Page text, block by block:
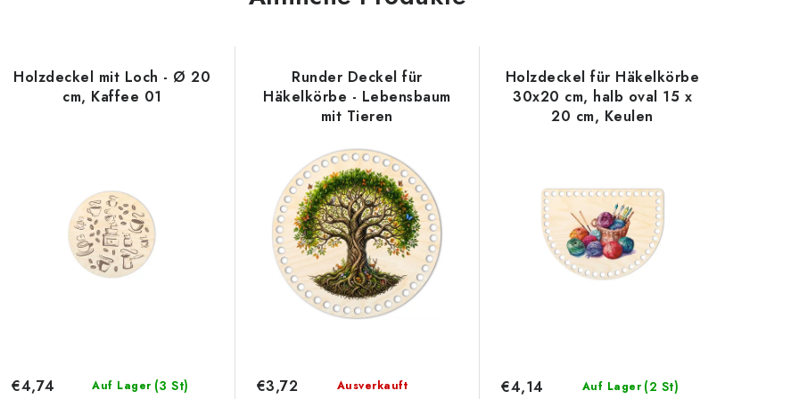
Holzdeckel mit Loch - Ø 20
cm, Kaffee 01
Auf Lager (3 St)
€4,74
Runder Deckel für
Häkelkörbe - Lebensbaum
mit Tieren
Ausverkauft
€3,72
Holzdeckel für Häkelkörbe
30x20 cm, halb oval 15 x
20 cm, Keulen
Auf Lager (2 St)
€4,14